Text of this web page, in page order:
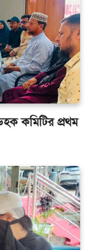
কমিটির প্রথম